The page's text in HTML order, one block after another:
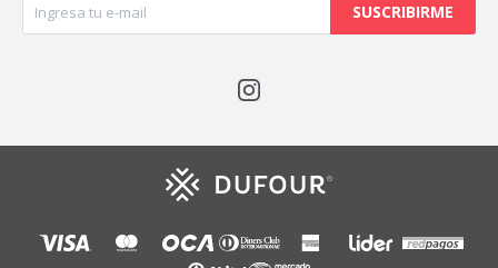
SUSCRIBIRME
